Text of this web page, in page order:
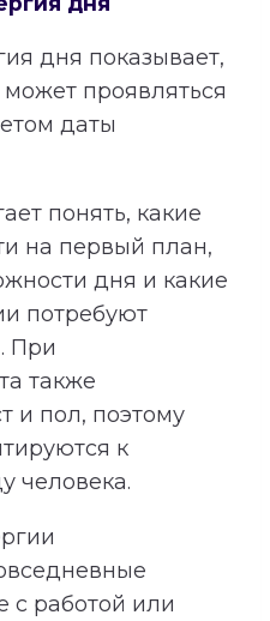
дня показывает,
проявляться
даты
понять, какие
на первый план,
дня и какие
потребуют
При
также
и пол, поэтому
к
человека.
с работой или